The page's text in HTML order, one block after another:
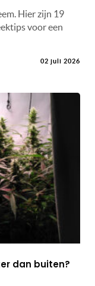
Hier zijn 19
voor een
02 juli 2026
dan buiten?